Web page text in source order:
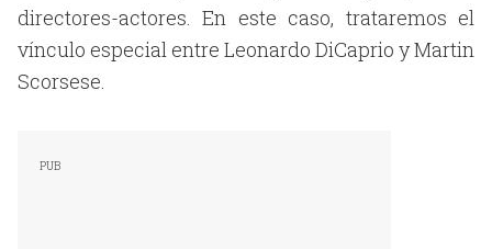
directores-actores. En este caso, trataremos el
vínculo especial entre Leonardo DiCaprio y Martin
Scorsese.